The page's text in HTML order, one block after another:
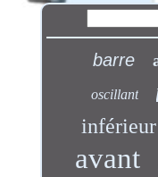
barre
oscillant
inférieur
avant